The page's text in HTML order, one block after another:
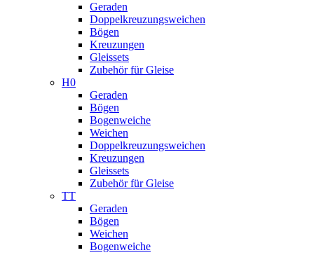
Geraden
Doppelkreuzungsweichen
Bögen
Kreuzungen
Gleissets
Zubehör für Gleise
H0
Geraden
Bögen
Bogenweiche
Weichen
Doppelkreuzungsweichen
Kreuzungen
Gleissets
Zubehör für Gleise
TT
Geraden
Bögen
Weichen
Bogenweiche